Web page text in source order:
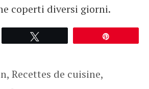
coperti diversi giorni.
, Recettes de cuisine,